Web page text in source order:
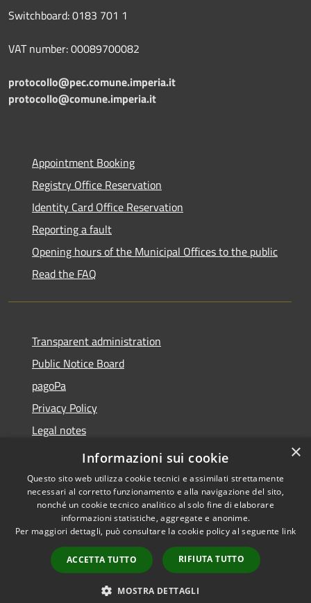
Switchboard: 0183 701 1
VAT number: 00089700082
protocollo@pec.comune.imperia.it
protocollo@comune.imperia.it
Appointment Booking
Registry Office Reservation
Identity Card Office Reservation
Reporting a fault
Opening hours of the Municipal Offices to the public
Read the FAQ
Transparent administration
Public Notice Board
pagoPa
Privacy Policy
Legal notes
Accessibility Statement
Accessibility
Copyright © 2026 • Città di
Imperia • Powered by
Municipium•
Admin
access
×
Informazioni sui cookie
Questo sito web utilizza cookie tecnici e assimilati strettamente
necessari al corretto funzionamento e alla navigazione del sito,
nonché un cookie tecnico analitico al solo fine di elaborare
informazioni statistiche, aggregate e anonime.
Per maggiori dettagli, può consultare la cookie policy al seguente link
ACCETTA TUTTO RIFIUTA TUTTO
MOSTRA DETTAGLI